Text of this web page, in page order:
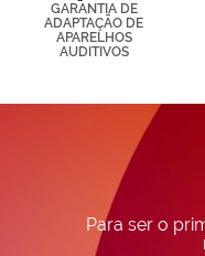
GARANTIA DE
ADAPTAÇÃO DE
APARELHOS
AUDITIVOS
Para ser o